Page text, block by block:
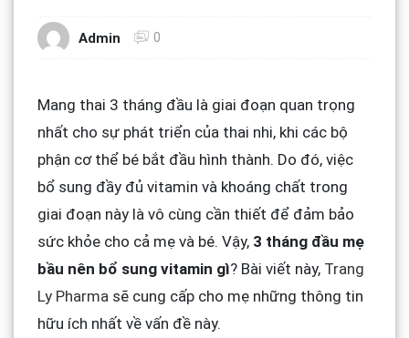
Admin 0
Mang thai 3 tháng đầu là giai đoạn quan trọng
nhất cho sự phát triển của thai nhi, khi các bộ
phận cơ thể bé bắt đầu hình thành. Do đó, việc
bổ sung đầy đủ vitamin và khoáng chất trong
giai đoạn này là vô cùng cần thiết để đảm bảo
sức khỏe cho cả mẹ và bé. Vậy, 3 tháng đầu mẹ
bầu nên bổ sung vitamin gì? Bài viết này, Trang
Ly Pharma sẽ cung cấp cho mẹ những thông tin
hữu ích nhất về vấn đề này.